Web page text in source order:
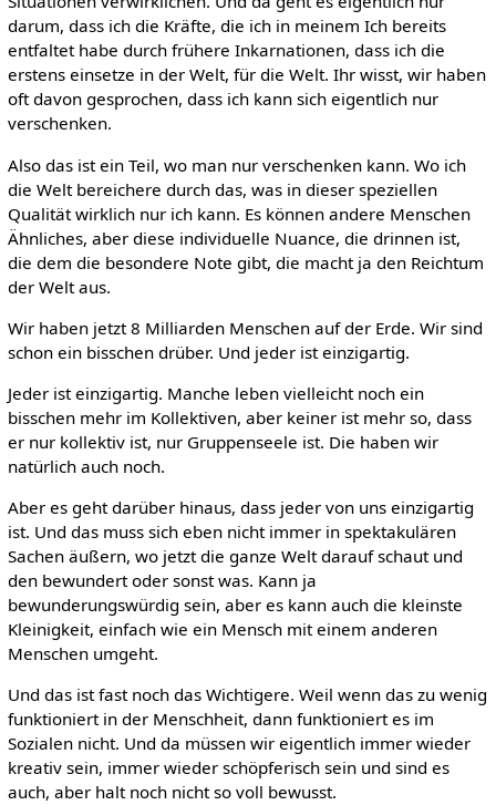
darum, dass ich die Kräfte, die ich in meinem Ich bereits
entfaltet habe durch frühere Inkarnationen, dass ich die
erstens einsetze in der Welt, für die Welt. Ihr wisst, wir haben
oft davon gesprochen, dass ich kann sich eigentlich nur
verschenken.
Also das ist ein Teil, wo man nur verschenken kann. Wo ich
die Welt bereichere durch das, was in dieser speziellen
Qualität wirklich nur ich kann. Es können andere Menschen
Ähnliches, aber diese individuelle Nuance, die drinnen ist,
die dem die besondere Note gibt, die macht ja den Reichtum
der Welt aus.
Wir haben jetzt 8 Milliarden Menschen auf der Erde. Wir sind
schon ein bisschen drüber. Und jeder ist einzigartig.
Jeder ist einzigartig. Manche leben vielleicht noch ein
bisschen mehr im Kollektiven, aber keiner ist mehr so, dass
er nur kollektiv ist, nur Gruppenseele ist. Die haben wir
natürlich auch noch.
Aber es geht darüber hinaus, dass jeder von uns einzigartig
ist. Und das muss sich eben nicht immer in spektakulären
Sachen äußern, wo jetzt die ganze Welt darauf schaut und
den bewundert oder sonst was. Kann ja
bewunderungswürdig sein, aber es kann auch die kleinste
Kleinigkeit, einfach wie ein Mensch mit einem anderen
Menschen umgeht.
Und das ist fast noch das Wichtigere. Weil wenn das zu wenig
funktioniert in der Menschheit, dann funktioniert es im
Sozialen nicht. Und da müssen wir eigentlich immer wieder
kreativ sein, immer wieder schöpferisch sein und sind es
auch, aber halt noch nicht so voll bewusst.